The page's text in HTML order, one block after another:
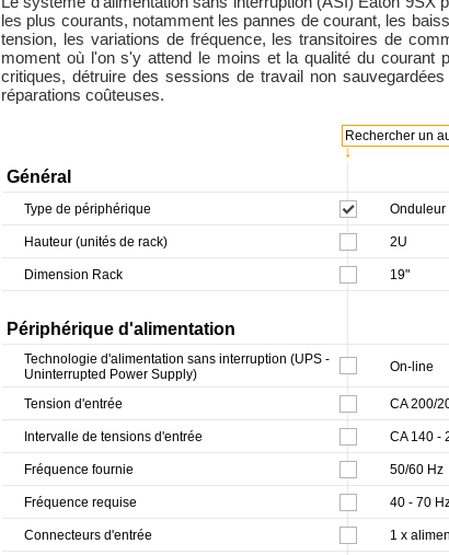
les plus courants, notamment les pannes de courant, les
tension, les variations de fréquence, les transitoires de
moment où l'on s'y attend le moins et la qualité du courant
critiques, détruire des sessions de travail non
réparations coûteuses.
↓
Rechercher un
Général
Type de périphérique Onduleur
Hauteur (unités de rack) 2U
Dimension Rack 19"
Périphérique d'alimentation
Technologie d'alimentation sans interruption (UPS -
Uninterrupted Power Supply)
On-line
Tension d'entrée CA 200/
Intervalle de tensions d'entrée CA 140 -
Fréquence fournie 50/60 Hz
Fréquence requise 40 - 70
Connecteurs d'entrée 1 x